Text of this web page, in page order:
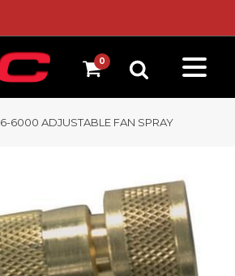
6-6000 ADJUSTABLE FAN SPRAY